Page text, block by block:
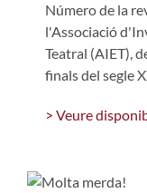
Número de la
l'Associació
Teatral (AIET),
finals del segle
> Veure